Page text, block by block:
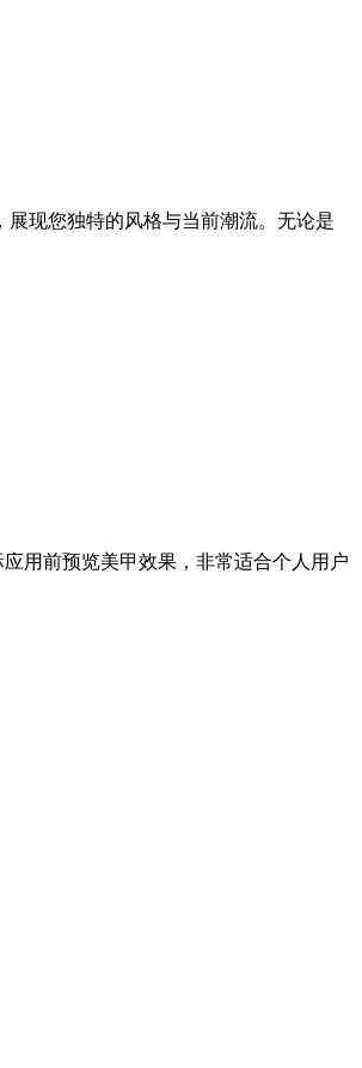
现您独特的风格与当前潮流。无论是
用前预览美甲效果，非常适合个人用户